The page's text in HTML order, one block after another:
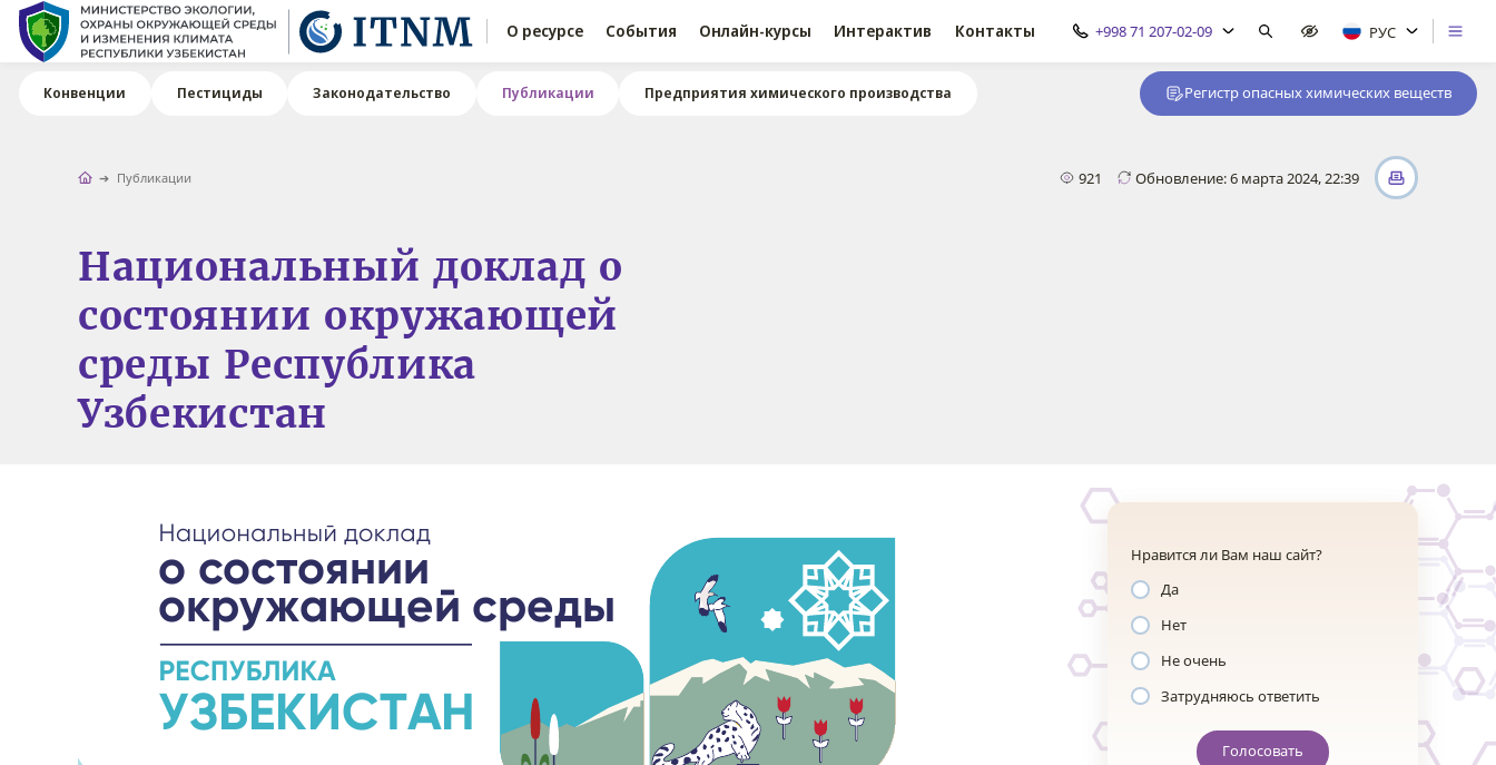
О ресурсе События Онлайн-курсы Интерактив Контакты +998 71 207-02-09 РУС
Конвенции Пестициды Законодательство Публикации Предприятия химического производства Регистр опасных химических веществ
Публикации 921 Обновление: 6 марта 2024, 22:39
Национальный доклад о
состоянии окружающей
среды Республикa
Узбекистан
Нравится ли Вам наш сайт?
Да
Нет
Не очень
Затрудняюсь ответить
Голосовать